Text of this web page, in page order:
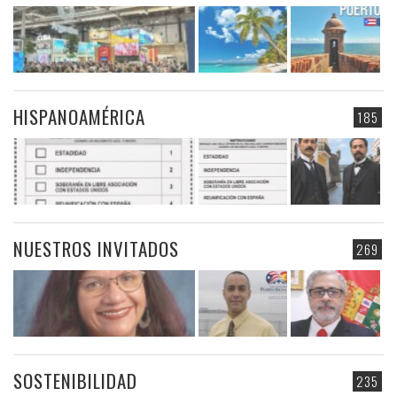
185
HISPANOAMÉRICA
269
NUESTROS INVITADOS
235
SOSTENIBILIDAD